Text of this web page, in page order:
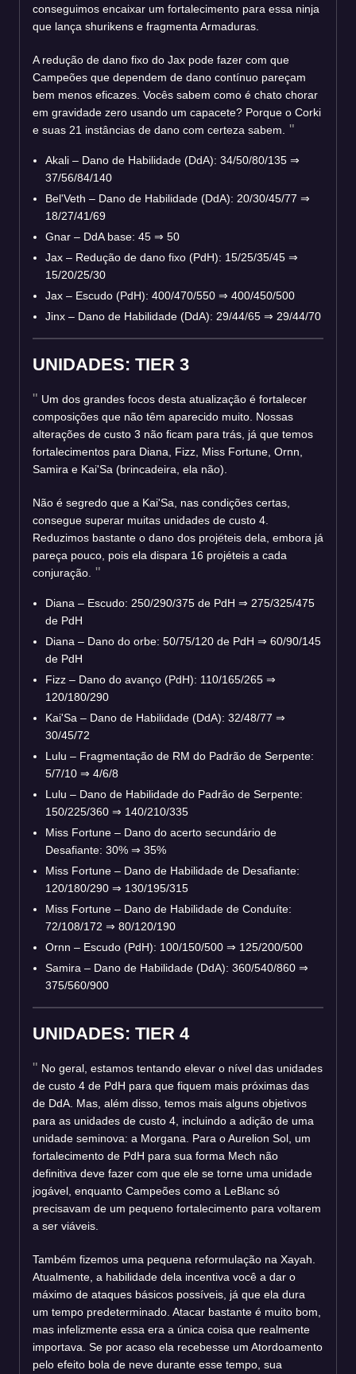
conseguimos encaixar um fortalecimento para essa ninja
que lança shurikens e fragmenta Armaduras.
A redução de dano fixo do Jax pode fazer com que
Campeões que dependem de dano contínuo pareçam
bem menos eficazes. Vocês sabem como é chato chorar
em gravidade zero usando um capacete? Porque o Corki
e suas 21 instâncias de dano com certeza sabem.
Akali – Dano de Habilidade (DdA): 34/50/80/135 ⇒
37/56/84/140
Bel'Veth – Dano de Habilidade (DdA): 20/30/45/77 ⇒
18/27/41/69
Gnar – DdA base: 45 ⇒ 50
Jax – Redução de dano fixo (PdH): 15/25/35/45 ⇒
15/20/25/30
Jax – Escudo (PdH): 400/470/550 ⇒ 400/450/500
Jinx – Dano de Habilidade (DdA): 29/44/65 ⇒ 29/44/70
UNIDADES: TIER 3
Um dos grandes focos desta atualização é fortalecer
composições que não têm aparecido muito. Nossas
alterações de custo 3 não ficam para trás, já que temos
fortalecimentos para Diana, Fizz, Miss Fortune, Ornn,
Samira e Kai'Sa (brincadeira, ela não).
Não é segredo que a Kai'Sa, nas condições certas,
consegue superar muitas unidades de custo 4.
Reduzimos bastante o dano dos projéteis dela, embora já
pareça pouco, pois ela dispara 16 projéteis a cada
conjuração.
Diana – Escudo: 250/290/375 de PdH ⇒ 275/325/475
de PdH
Diana – Dano do orbe: 50/75/120 de PdH ⇒ 60/90/145
de PdH
Fizz – Dano do avanço (PdH): 110/165/265 ⇒
120/180/290
Kai'Sa – Dano de Habilidade (DdA): 32/48/77 ⇒
30/45/72
Lulu – Fragmentação de RM do Padrão de Serpente:
5/7/10 ⇒ 4/6/8
Lulu – Dano de Habilidade do Padrão de Serpente:
150/225/360 ⇒ 140/210/335
Miss Fortune – Dano do acerto secundário de
Desafiante: 30% ⇒ 35%
Miss Fortune – Dano de Habilidade de Desafiante:
120/180/290 ⇒ 130/195/315
Miss Fortune – Dano de Habilidade de Conduíte:
72/108/172 ⇒ 80/120/190
Ornn – Escudo (PdH): 100/150/500 ⇒ 125/200/500
Samira – Dano de Habilidade (DdA): 360/540/860 ⇒
375/560/900
UNIDADES: TIER 4
No geral, estamos tentando elevar o nível das unidades
de custo 4 de PdH para que fiquem mais próximas das
de DdA. Mas, além disso, temos mais alguns objetivos
para as unidades de custo 4, incluindo a adição de uma
unidade seminova: a Morgana. Para o Aurelion Sol, um
fortalecimento de PdH para sua forma Mech não
definitiva deve fazer com que ele se torne uma unidade
jogável, enquanto Campeões como a LeBlanc só
precisavam de um pequeno fortalecimento para voltarem
a ser viáveis.
Também fizemos uma pequena reformulação na Xayah.
Atualmente, a habilidade dela incentiva você a dar o
máximo de ataques básicos possíveis, já que ela dura
um tempo predeterminado. Atacar bastante é muito bom,
mas infelizmente essa era a única coisa que realmente
importava. Se por acaso ela recebesse um Atordoamento
pelo efeito bola de neve durante esse tempo, sua